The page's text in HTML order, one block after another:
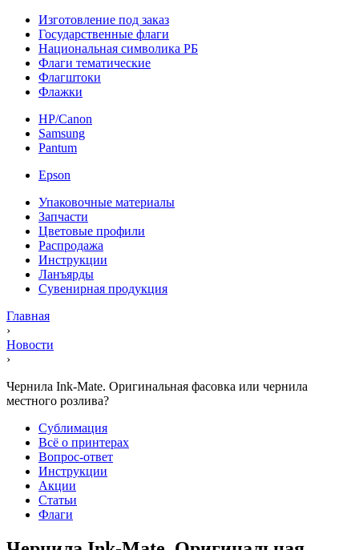
Изготовление под заказ
Государственные флаги
Национальная символика РБ
Флаги тематические
Флагштоки
Флажки
HP/Canon
Samsung
Pantum
Epson
Упаковочные материалы
Запчасти
Цветовые профили
Распродажа
Инструкции
Ланъярды
Сувенирная продукция
Главная
›
Новости
›
Чернила Ink-Mate. Оригинальная фасовка или чернила
местного розлива?
Сублимация
Всё о принтерах
Вопрос-ответ
Инструкции
Акции
Статьи
Флаги